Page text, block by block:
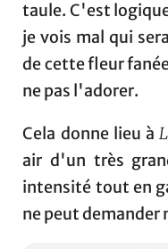
taule. C'est
je vois mal qui
de cette fleur
ne pas l'adorer.
Cela donne lieu à
air d'un très
intensité tout en
ne peut demander